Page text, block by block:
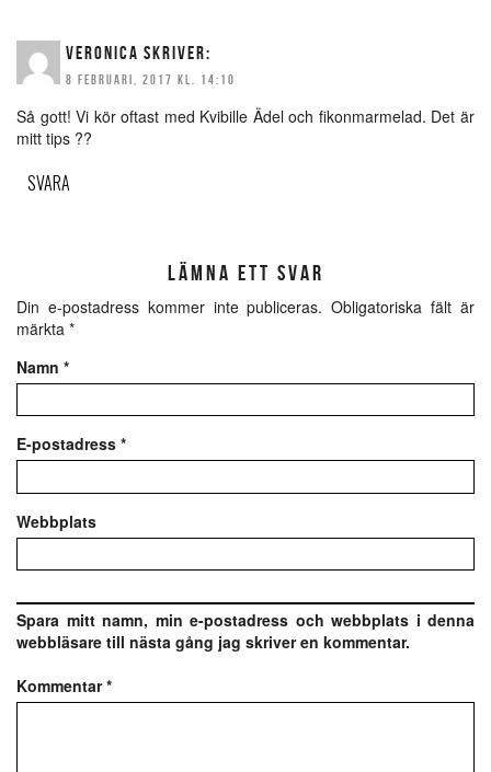
VERONICA SKRIVER:
8 FEBRUARI, 2017 KL. 14:10
Så gott! Vi kör oftast med Kvibille Ädel och fikonmarmelad. Det är
mitt tips ??
SVARA
LÄMNA ETT SVAR
Din e-postadress kommer inte publiceras. Obligatoriska fält är
märkta *
Namn *
E-postadress *
Webbplats
Spara mitt namn, min e-postadress och webbplats i denna
webbläsare till nästa gång jag skriver en kommentar.
Kommentar*